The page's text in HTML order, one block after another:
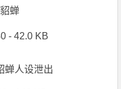
蝉
- 42.0 KB
蝉人设泄出